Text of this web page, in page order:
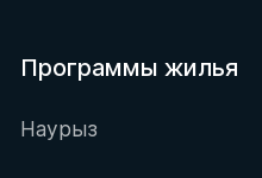
Программы жилья
Наурыз